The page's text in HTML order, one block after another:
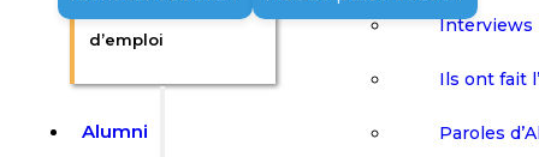
d’emploi
Alumni
Interviews
Ils ont fait
Paroles